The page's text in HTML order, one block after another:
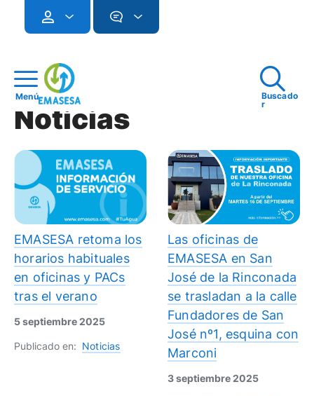
Menú
Buscado
r
Noticias
EMASESA retoma los
horarios habituales
en oficinas y PACs
tras el verano
5 septiembre 2025
Publicado en: Noticias
Las oficinas de
EMASESA en San
José de la Rinconada
se trasladan a la calle
Fundadores de San
José nº1, esquina con
Marconi
3 septiembre 2025